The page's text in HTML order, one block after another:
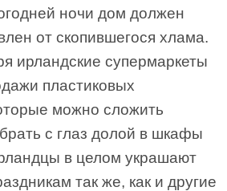
ночи дом должен
от скопившегося хлама.
ирландские супермаркеты
пластиковых
можно сложить
с глаз долой в шкафы
в целом украшают
так же, как и другие